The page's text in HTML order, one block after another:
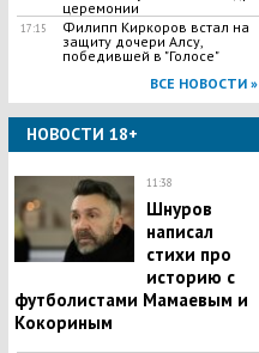
церемонии
17:15
Филипп Киркоров встал на
защиту дочери Алсу,
победившей в "Голосе"
ВСЕ НОВОСТИ »
НОВОСТИ 18+
11:38
Шнуров
написал
стихи про
историю с
футболистами Мамаевым и
Кокориным